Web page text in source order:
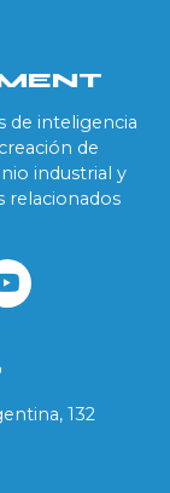
de inteligencia
de
industrial y
relacionados
132